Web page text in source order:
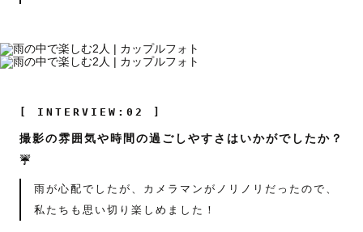
[ INTERVIEW:02 ]
撮影の雰囲気や時間の過ごしやすさはいかがでしたか？
☔
雨が心配でしたが、カメラマンがノリノリだったので、
私たちも思い切り楽しめました！